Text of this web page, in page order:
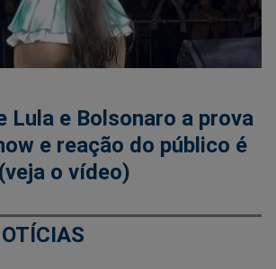
Lula e Bolsonaro a prova
e reação do público é
o vídeo)